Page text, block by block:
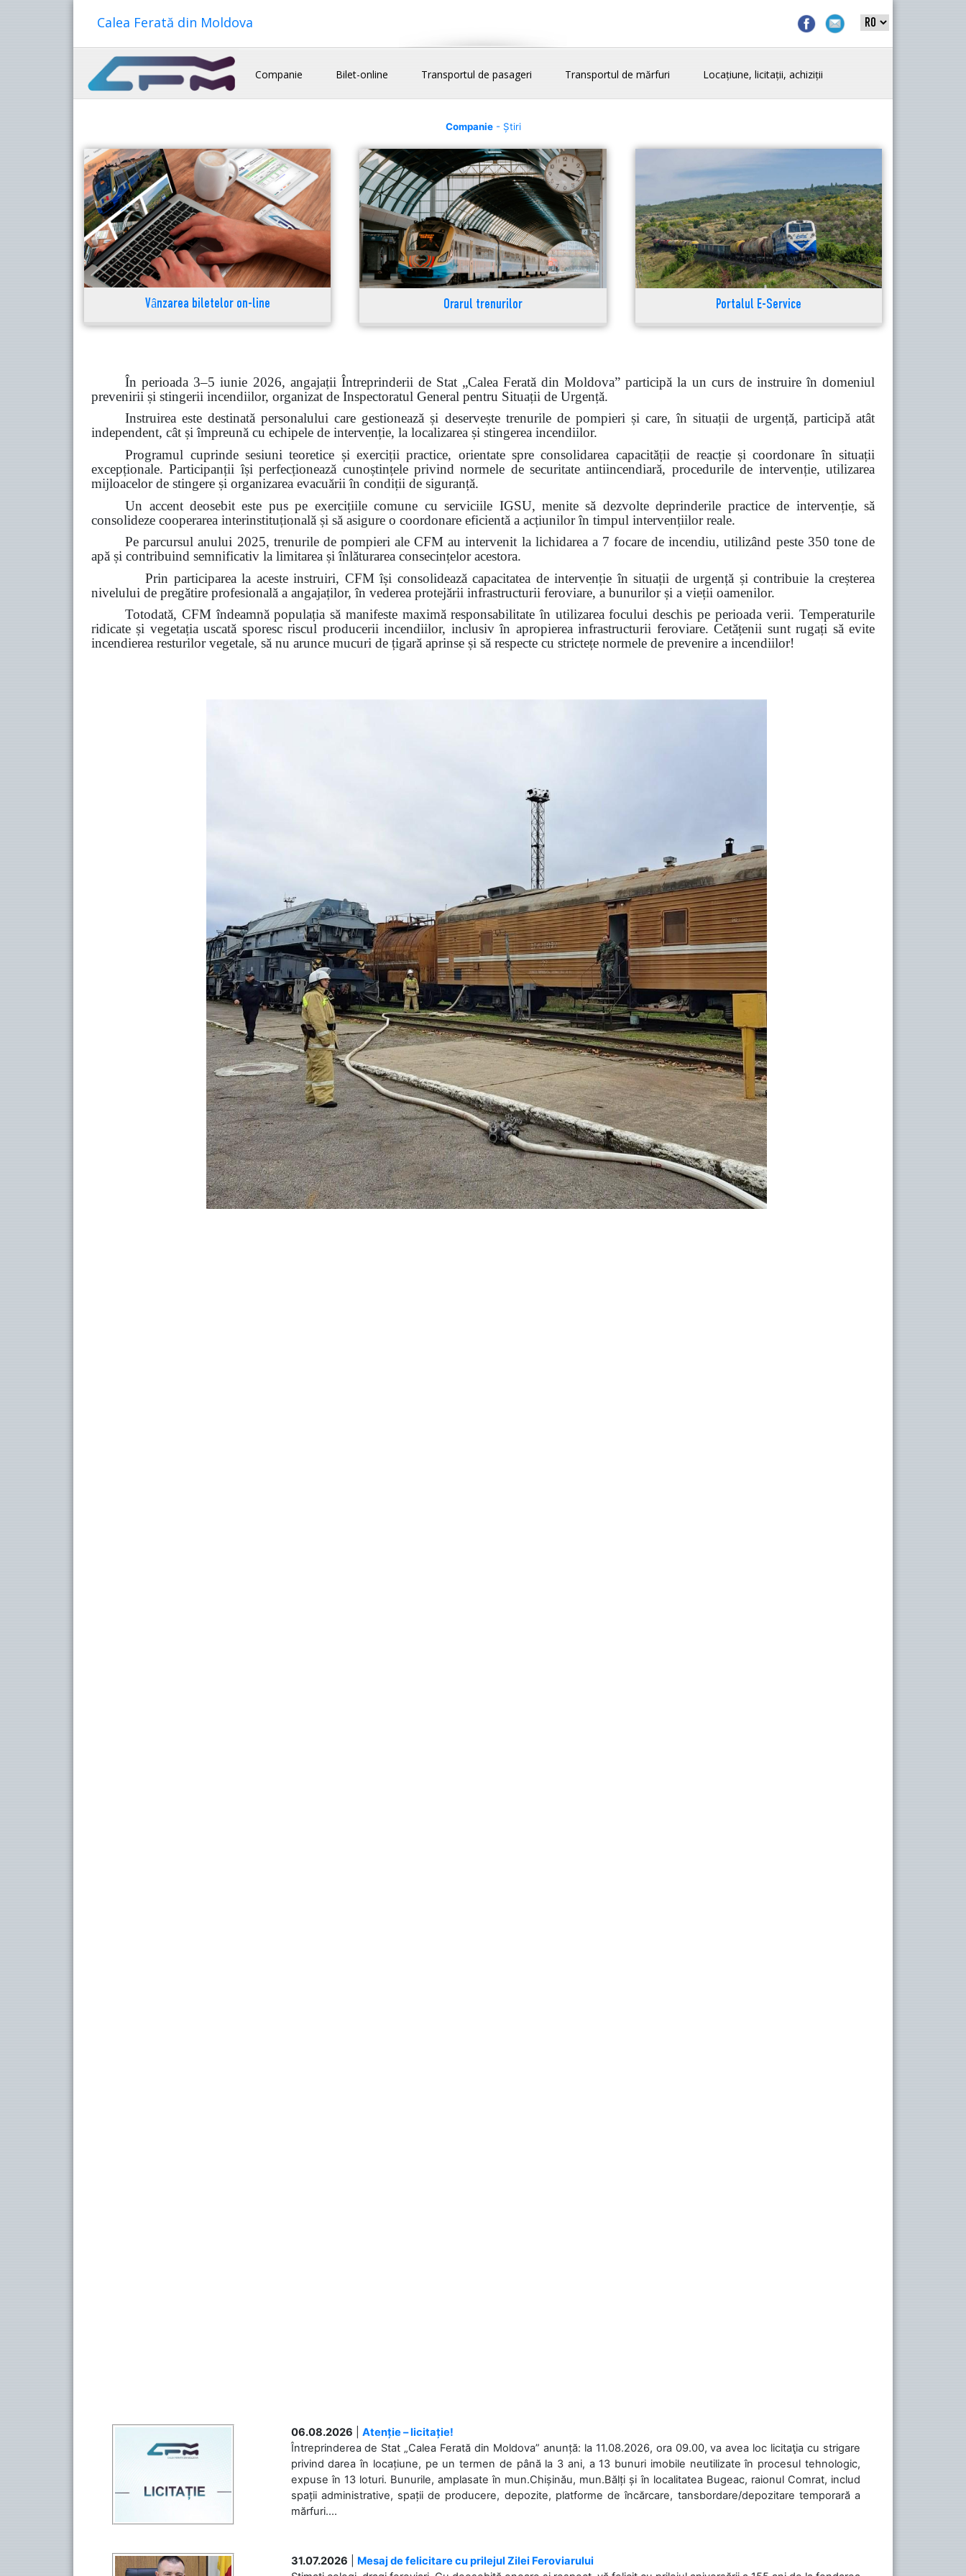
Calea Ferată din Moldova
Companie Bilet-online Transportul de pasageri Transportul de mărfuri Locațiune, licitații, achiziții
Companie- Știri
Vânzarea biletelor on-line Orarul trenurilor Portalul E-Service
În perioada 3–5 iunie 2026, angajații Întreprinderii de Stat „Calea Ferată din Moldova” participă la un curs de instruire în domeniul
prevenirii și stingerii incendiilor, organizat de Inspectoratul General pentru Situații de Urgență.
Instruirea este destinată personalului care gestionează și deservește trenurile de pompieri și care, în situații de urgență, participă atât
independent, cât și împreună cu echipele de intervenție, la localizarea și stingerea incendiilor.
Programul cuprinde sesiuni teoretice și exerciții practice, orientate spre consolidarea capacității de reacție și coordonare în situații
excepționale. Participanții își perfecționează cunoștințele privind normele de securitate antiincendiară, procedurile de intervenție, utilizarea
mijloacelor de stingere și organizarea evacuării în condiții de siguranță.
Un accent deosebit este pus pe exercițiile comune cu serviciile IGSU, menite să dezvolte deprinderile practice de intervenție, să
consolideze cooperarea interinstituțională și să asigure o coordonare eficientă a acțiunilor în timpul intervențiilor reale.
Pe parcursul anului 2025, trenurile de pompieri ale CFM au intervenit la lichidarea a 7 focare de incendiu, utilizând peste 350 tone de
apă și contribuind semnificativ la limitarea și înlăturarea consecințelor acestora.
Prin participarea la aceste instruiri, CFM își consolidează capacitatea de intervenție în situații de urgență și contribuie la creșterea
nivelului de pregătire profesională a angajaților, în vederea protejării infrastructurii feroviare, a bunurilor și a vieții oamenilor.
Totodată, CFM îndeamnă populația să manifeste maximă responsabilitate în utilizarea focului deschis pe perioada verii. Temperaturile
ridicate și vegetația uscată sporesc riscul producerii incendiilor, inclusiv în apropierea infrastructurii feroviare. Cetățenii sunt rugați să evite
incendierea resturilor vegetale, să nu arunce mucuri de țigară aprinse și să respecte cu strictețe normele de prevenire a incendiilor!
06.08.2026
Atenție – licitație!
Întreprinderea de Stat „Calea Ferată din Moldova” anunță: la 11.08.2026, ora 09.00, va avea loc licitaţia cu strigare
privind darea în locațiune, pe un termen de până la 3 ani, a 13 bunuri imobile neutilizate în procesul tehnologic,
expuse în 13 loturi. Bunurile, amplasate în mun.Chișinău, mun.Bălți și în localitatea Bugeac, raionul Comrat, includ
spații administrative, spații de producere, depozite, platforme de încărcare, tansbordare/depozitare temporară a
mărfuri....
31.07.2026
Mesaj de felicitare cu prilejul Zilei Feroviarului